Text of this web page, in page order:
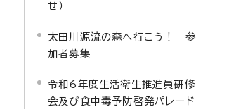
せ）
太田川源流の森へ行こう！ 参
加者募集
令和6年度生活衛生推進員研修
会及び食中毒予防啓発パレード